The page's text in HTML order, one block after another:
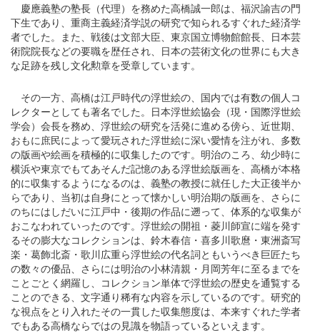
慶應義塾の塾長（代理）を務めた高橋誠一郎は、福沢諭吉の門
下生であり、重商主義経済学説の研究で知られるすぐれた経済学
者でした。また、戦後は文部大臣、東京国立博物館館長、日本芸
術院院長などの要職を歴任され、日本の芸術文化の世界にも大き
な足跡を残し文化勲章を受章しています。
その一方、高橋は江戸時代の浮世絵の、国内では有数の個人コ
レクターとしても著名でした。日本浮世絵協会（現・国際浮世絵
学会）会長を務め、浮世絵の研究を活発に進める傍ら、近世期、
おもに庶民によって愛玩された浮世絵に深い愛情を注がれ、多数
の版画や絵画を積極的に収集したのです。明治のころ、幼少時に
横浜や東京でもてあそんだ記憶のある浮世絵版画を、高橋が本格
的に収集するようになるのは、義塾の教授に就任した大正後半か
らであり、当初は自身にとって懐かしい明治期の版画を、さらに
のちにはしだいに江戸中・後期の作品に遡って、体系的な収集が
おこなわれていったのです。浮世絵の開祖・菱川師宣に端を発す
るその膨大なコレクションは、鈴木春信・喜多川歌麿・東洲斎写
楽・葛飾北斎・歌川広重ら浮世絵の代名詞ともいうべき巨匠たち
の数々の優品、さらには明治の小林清親・月岡芳年に至るまでを
ことごとく網羅し、コレクション単体で浮世絵の歴史を通覧する
ことのできる、文字通り稀有な内容を示しているのです。研究的
な視点をとり入れたその一貫した収集態度は、本来すぐれた学者
でもある高橋ならではの見識を物語っているといえます。